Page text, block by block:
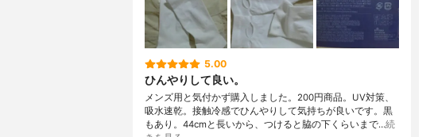
5.00
ひんやりして良い。
メンズ用と気付かず購入しました。200円商品。UV対策、
吸水速乾。接触冷感でひんやりして気持ちが良いです。黒
もあり。44cmと長いから、つけると脇の下くらいまで…続